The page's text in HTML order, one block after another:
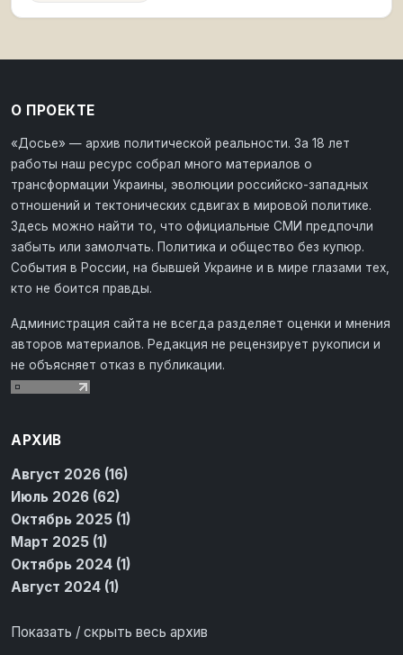
О ПРОЕКТЕ
«Досье» — архив политической реальности. За 18 лет
работы наш ресурс собрал много материалов о
трансформации Украины, эволюции российско-западных
отношений и тектонических сдвигах в мировой политике.
Здесь можно найти то, что официальные СМИ предпочли
забыть или замолчать. Политика и общество без купюр.
События в России, на бывшей Украине и в мире глазами тех,
кто не боится правды.
Администрация сайта не всегда разделяет оценки и мнения
авторов материалов. Редакция не рецензирует рукописи и
не объясняет отказ в публикации.
АРХИВ
Август 2026 (16)
Июль 2026 (62)
Октябрь 2025 (1)
Март 2025 (1)
Октябрь 2024 (1)
Август 2024 (1)
Показать / скрыть весь архив